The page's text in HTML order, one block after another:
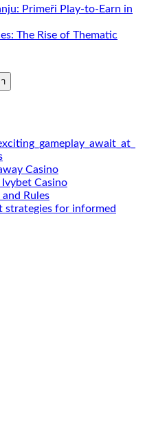
Primeři Play-to-Earn in
The Rise of Thematic
Casino
Ivybet Casino
Rules
strategies for informed